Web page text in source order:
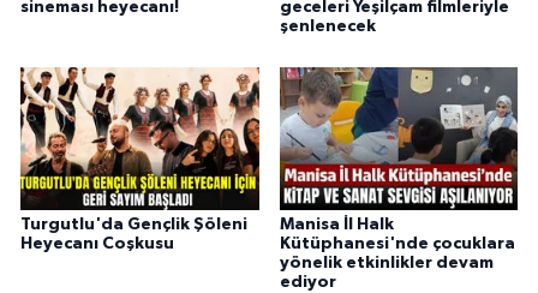
sineması heyecanı!
geceleri Yeşilçam filmleriyle
şenlenecek
Turgutlu'da Gençlik Şöleni
Heyecanı Coşkusu
Manisa İl Halk
Kütüphanesi'nde çocuklara
yönelik etkinlikler devam
ediyor